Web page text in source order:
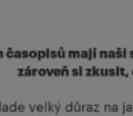
mají
zároveň si
velký důraz na